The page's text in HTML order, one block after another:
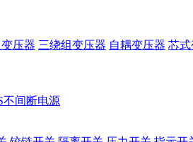
压器 三绕组变压器 自耦变压器 芯式
不间断电源